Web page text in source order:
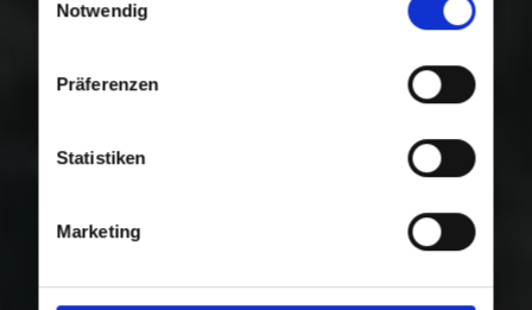
Nutzung der Dienste gesammelt haben.
Notwendig
Präferenzen
Statistiken
Marketing